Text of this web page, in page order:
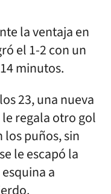
la ventaja en
el 1-2 con un
minutos.
23, una nueva
regala otro gol
los puños, sin
le escapó la
a